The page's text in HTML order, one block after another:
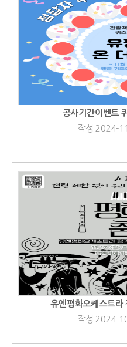
공사기간이벤트
작성 2024-
유엔평화오케스트라
작성 2024-